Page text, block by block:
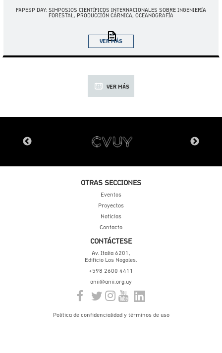
FAPESP DAY: SIMPOSIOS CIENTÍFICOS INTERNACIONALES SOBRE INGENIERÍA
FORESTAL, PRODUCCIÓN CÁRNICA, OCEANOGRAFÍA
VER MÁS
VER MÁS
OTRAS SECCIONES
Eventos
Proyectos
Noticias
Contacto
CONTÁCTESE
Av. Italia 6201,
Edificio Los Nogales.
+598 2600 4411
anii@anii.org.uy
Política de confidencialidad y términos de uso